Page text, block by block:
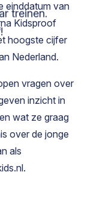
treinen.
einddatum van
Kidsproof
hoogste cijfer
Nederland.
vragen over
inzicht in
wat ze graag
over de jonge
als
.